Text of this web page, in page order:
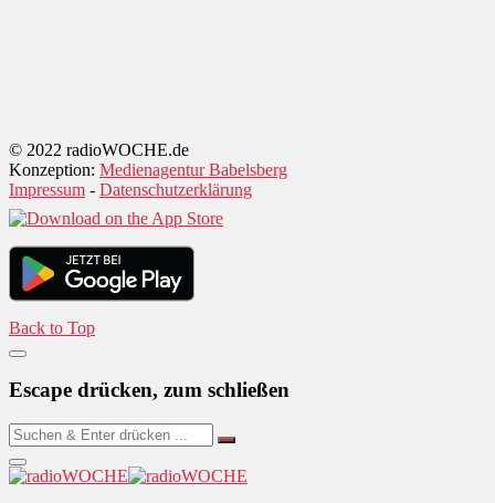
© 2022 radioWOCHE.de
Konzeption: Medienagentur Babelsberg
Impressum - Datenschutzerklärung
Back to Top
Escape drücken, zum schließen